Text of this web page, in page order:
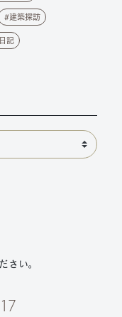
建築探訪
記
さい。